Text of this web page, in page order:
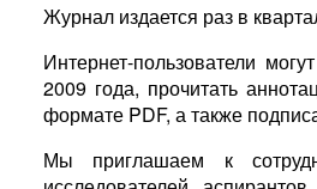
Журнал издается раз в
Интернет-пользователи
2009 года, прочитать
формате PDF, а также
Мы приглашаем к